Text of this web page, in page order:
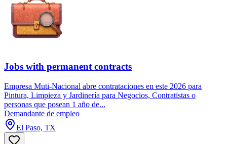
Jobs with permanent contracts
Empresa Muti-Nacional abre contrataciones en este 2026 para
Pintura, Limpieza y Jardinería para Negocios, Contratistas o
personas que posean 1 año de...
Demandante de empleo
El Paso, TX